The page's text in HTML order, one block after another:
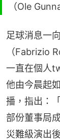
（Ole
足球消息一
（Fabrizio
一直在個人
他由今晨起
播，指出：
部份董事局
災難級演出